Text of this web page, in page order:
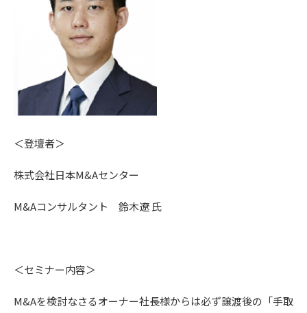
＜登壇者＞
株式会社日本M&Aセンター
M&Aコンサルタント 鈴木遼 氏
＜セミナー内容＞
M&Aを検討なさるオーナー社長様からは必ず譲渡後の「手取